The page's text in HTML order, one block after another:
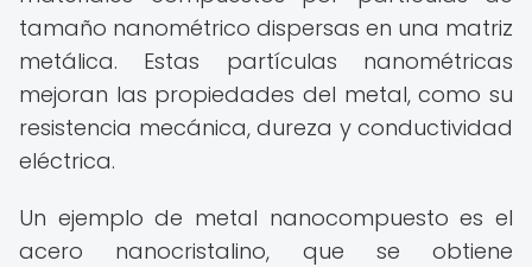
tamaño nanométrico dispersas en una matriz
metálica. Estas partículas nanométricas
mejoran las propiedades del metal, como su
resistencia mecánica, dureza y conductividad
eléctrica.
Un ejemplo de metal nanocompuesto es el
acero nanocristalino, que se obtiene